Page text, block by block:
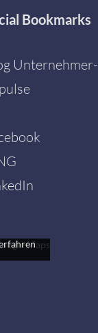
Bookmarks
Unternehmer-
dem
Karte
Sie die